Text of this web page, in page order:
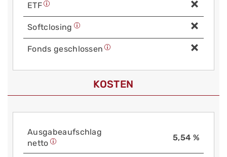
ETF
Soft­closing
Fonds geschlossen
KOSTEN
Aus­gabe­auf­schlag
netto
5,54 %